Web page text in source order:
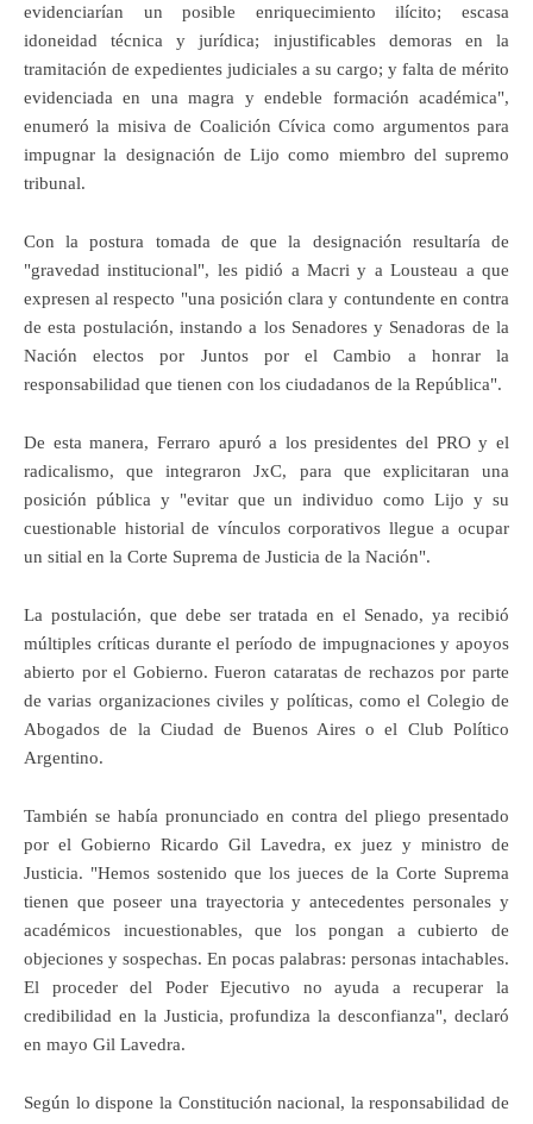
evidenciarían un posible enriquecimiento ilícito; escasa
idoneidad técnica y jurídica; injustificables demoras en la
tramitación de expedientes judiciales a su cargo; y falta de mérito
evidenciada en una magra y endeble formación académica",
enumeró la misiva de Coalición Cívica como argumentos para
impugnar la designación de Lijo como miembro del supremo
tribunal.
Con la postura tomada de que la designación resultaría de
"gravedad institucional", les pidió a Macri y a Lousteau a que
expresen al respecto "una posición clara y contundente en contra
de esta postulación, instando a los Senadores y Senadoras de la
Nación electos por Juntos por el Cambio a honrar la
responsabilidad que tienen con los ciudadanos de la República".
De esta manera, Ferraro apuró a los presidentes del PRO y el
radicalismo, que integraron JxC, para que explicitaran una
posición pública y "evitar que un individuo como Lijo y su
cuestionable historial de vínculos corporativos llegue a ocupar
un sitial en la Corte Suprema de Justicia de la Nación".
La postulación, que debe ser tratada en el Senado, ya recibió
múltiples críticas durante el período de impugnaciones y apoyos
abierto por el Gobierno. Fueron cataratas de rechazos por parte
de varias organizaciones civiles y políticas, como el Colegio de
Abogados de la Ciudad de Buenos Aires o el Club Político
Argentino.
También se había pronunciado en contra del pliego presentado
por el Gobierno Ricardo Gil Lavedra, ex juez y ministro de
Justicia. "Hemos sostenido que los jueces de la Corte Suprema
tienen que poseer una trayectoria y antecedentes personales y
académicos incuestionables, que los pongan a cubierto de
objeciones y sospechas. En pocas palabras: personas intachables.
El proceder del Poder Ejecutivo no ayuda a recuperar la
credibilidad en la Justicia, profundiza la desconfianza", declaró
en mayo Gil Lavedra.
Según lo dispone la Constitución nacional, la responsabilidad de